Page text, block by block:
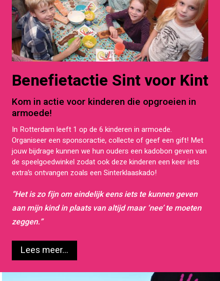
Benefietactie Sint voor Kint
Kom in actie voor kinderen die opgroeien in
armoede!
In Rotterdam leeft 1 op de 6 kinderen in armoede.
Organiseer een sponsoractie, collecte of geef een gift! Met
jouw bijdrage kunnen we hun ouders een kadobon geven van
de speelgoedwinkel zodat ook deze kinderen een keer iets
extra’s ontvangen zoals een Sinterklaaskado!
“Het is zo fijn om eindelijk eens iets te kunnen geven
aan mijn kind in plaats van altijd maar ‘nee’ te moeten
zeggen.”
Lees meer...